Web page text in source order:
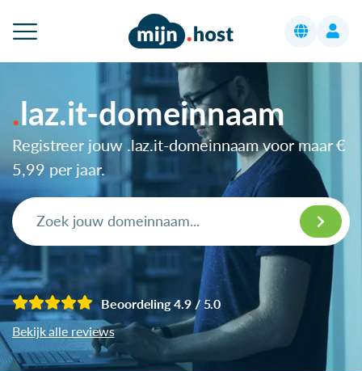
laz.it-domeinnaam
Registreer jouw .laz.it-domeinnaam voor maar€
5,99 per jaar.
Beoordeling 4.9 / 5.0
Bekijk alle reviews